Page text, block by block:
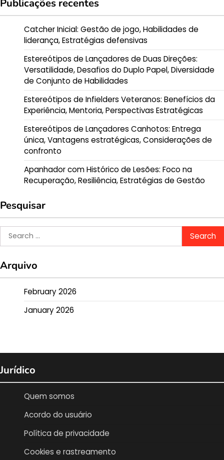
Publicações recentes
Catcher Inicial: Gestão de jogo, Habilidades de
liderança, Estratégias defensivas
Estereótipos de Lançadores de Duas Direções:
Versatilidade, Desafios do Duplo Papel, Diversidade
de Conjunto de Habilidades
Estereótipos de Infielders Veteranos: Benefícios da
Experiência, Mentoria, Perspectivas Estratégicas
Estereótipos de Lançadores Canhotos: Entrega
única, Vantagens estratégicas, Considerações de
confronto
Apanhador com Histórico de Lesões: Foco na
Recuperação, Resiliência, Estratégias de Gestão
Pesquisar
Search
for:
Arquivo
February 2026
January 2026
Jurídico
Quem somos
Acordo do usuário
Política de privacidade
Cookies e rastreamento